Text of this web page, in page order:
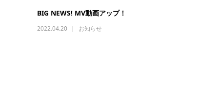
BIG NEWS! MV動画アップ！
2022.04.20 お知らせ